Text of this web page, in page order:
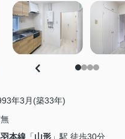
年3月(築33年)
本線 「山形 」駅 徒歩30分